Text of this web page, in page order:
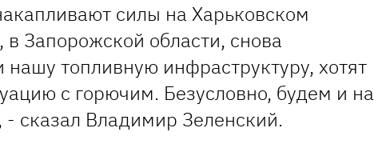
силы на Харьковском
в Запорожской области, снова
нашу топливную инфраструктуру, хотят
с горючим. Безусловно, будем и на
- сказал Владимир Зеленский.